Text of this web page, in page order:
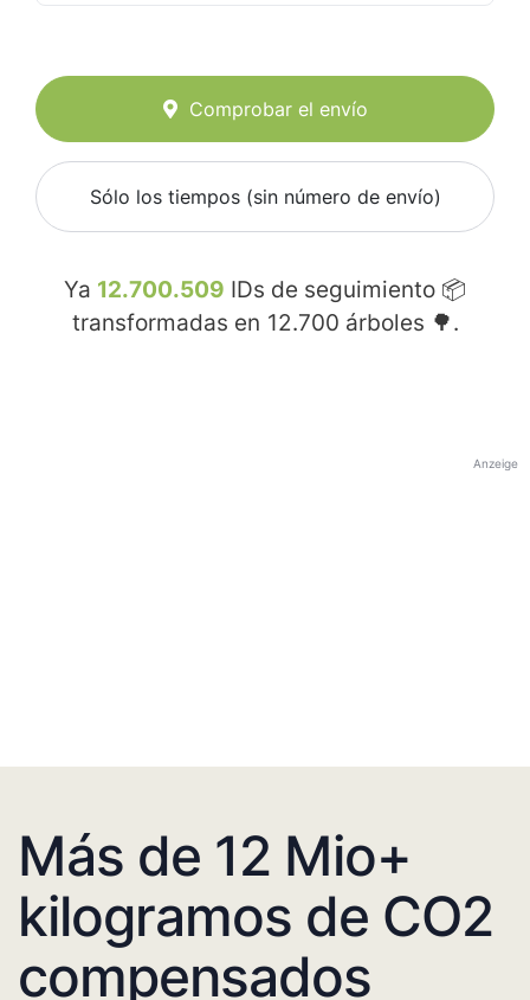
Comprobar el envío
Sólo los tiempos (sin número de envío)
Ya 12.700.509 IDs de seguimiento 📦
transformadas en 12.700 árboles 🌳.
Anzeige
Más de 12 Mio+
kilogramos de CO2
compensados